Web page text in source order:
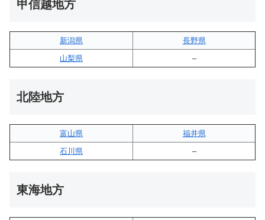
甲信越地方
新潟県
長野県
山梨県
–
北陸地方
富山県
福井県
石川県
–
東海地方